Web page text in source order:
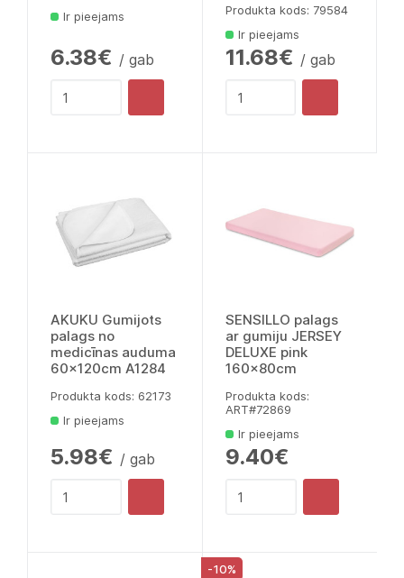
Ir pieejams
6.38€ / gab
Produkta kods: 79584
Ir pieejams
11.68€ / gab
AKUKU Gumijots
palags no
medicīnas auduma
60x120cm A1284
Produkta kods: 62173
Ir pieejams
5.98€ / gab
SENSILLO palags
ar gumiju JERSEY
DELUXE pink
160x80cm
Produkta kods:
ART#72869
Ir pieejams
9.40€
-10%